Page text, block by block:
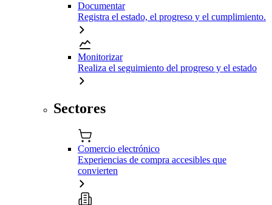
Documentar
Registra el estado, el progreso y el cumplimiento.
Monitorizar
Realiza el seguimiento del progreso y el estado
Sectores
Comercio electrónico
Experiencias de compra accesibles que
convierten